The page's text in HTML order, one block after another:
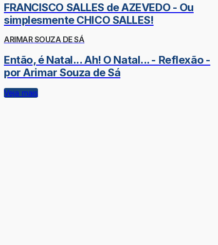
FRANCISCO SALLES de AZEVEDO - Ou
simplesmente CHICO SALLES!
ARIMAR SOUZA DE SÁ
Então, é Natal... Ah! O Natal... - Reflexão -
por Arimar Souza de Sá
Veja mais